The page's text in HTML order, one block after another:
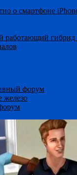
о смартфоне
работающий гибрид
форум
железо